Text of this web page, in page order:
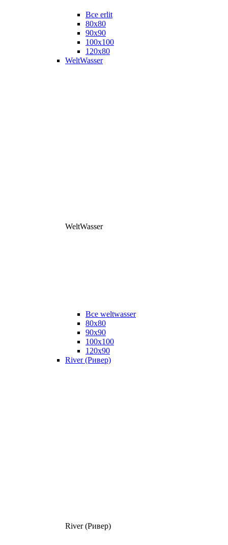
Все erlit
80x80
90x90
100x100
120x80
WeltWasser
WeltWasser
Все weltwasser
80x80
90x90
100x100
120x90
River (Ривер)
River (Ривер)